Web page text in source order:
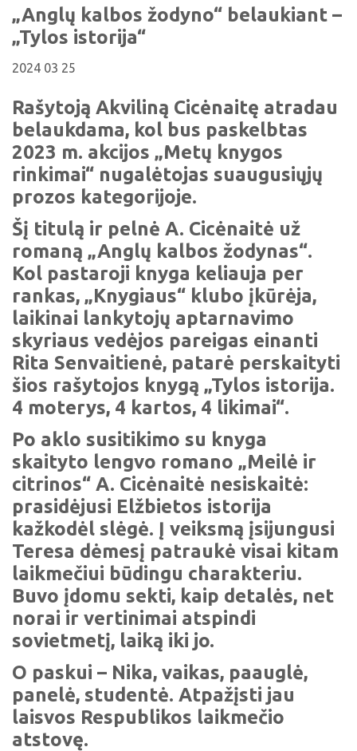
Biblioteka visiems
Viktorinos
Virtualios parodos
Žymūs kupiškėnai
Ramybės takais: interaktyvi kelionė
Skulptūros, prabylančios autoriaus balsu
Mūsų kraštas
Virtualios parodos
Laimutės pasakėlės
NVŠ programa „Atrask ir kurk"
Periodiniai leidiniai
Tau patiks
Naudinga informacija
Padaliniai
Komisijos, darbo grupės
„Anglų kalbos žodyno“ belaukiant –
„Tylos istorija“
2024 03 25
Rašytoją Akviliną Cicėnaitę atradau
belaukdama, kol bus paskelbtas
2023 m. akcijos „Metų knygos
rinkimai“ nugalėtojas suaugusiųjų
prozos kategorijoje.
Šį titulą ir pelnė A. Cicėnaitė už
romaną „Anglų kalbos žodynas“.
Kol pastaroji knyga keliauja per
rankas, „Knygiaus“ klubo įkūrėja,
laikinai lankytojų aptarnavimo
skyriaus vedėjos pareigas einanti
Rita Senvaitienė, patarė perskaityti
šios rašytojos knygą „Tylos istorija.
4 moterys, 4 kartos, 4 likimai“.
Po aklo susitikimo su knyga
skaityto lengvo romano „Meilė ir
citrinos“ A. Cicėnaitė nesiskaitė:
prasidėjusi Elžbietos istorija
kažkodėl slėgė. Į veiksmą įsijungusi
Teresa dėmesį patraukė visai kitam
laikmečiui būdingu charakteriu.
Buvo įdomu sekti, kaip detalės, net
norai ir vertinimai atspindi
sovietmetį, laiką iki jo.
O paskui – Nika, vaikas, paauglė,
panelė, studentė. Atpažįsti jau
laisvos Respublikos laikmečio
atstovę.